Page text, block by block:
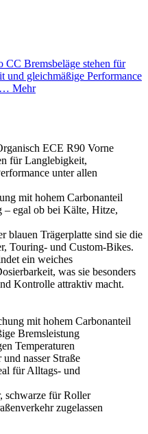
CC Bremsbeläge stehen für
und gleichmäßige Performance
Mehr
ECE R90 Vorne
für Langlebigkeit,
unter allen
mit hohem Carbonanteil
– egal ob bei Kälte, Hitze,
blauen Trägerplatte sind sie die
Touring- und Custom-Bikes.
ein weiches
was sie besonders
Kontrolle attraktiv macht.
mit hohem Carbonanteil
Bremsleistung
Temperaturen
nasser Straße
für Alltags- und
schwarze für Roller
zugelassen